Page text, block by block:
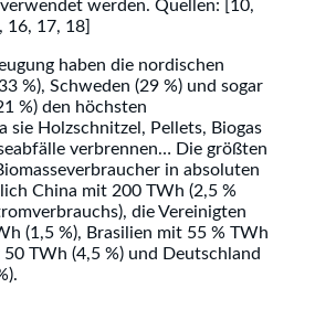
werden. Quellen: [10,
16, 17, 18]
haben die nordischen
%), Schweden (29 %) und sogar
%) den höchsten
sie Holzschnitzel, Pellets, Biogas
verbrennen… Die größten
in absoluten
China mit 200 TWh (2,5 %
die Vereinigten
(1,5 %), Brasilien mit 55 % TWh
50 TWh (4,5 %) und Deutschland